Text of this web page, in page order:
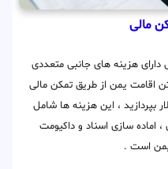
مالی
دارای هزینه های جانبی متعددی
اقامت یمن از طریق تمکن مالی
در حدود 5 الی 12 هزار دلار بپردازید ، این هزینه ها شامل
، اماده سازی اسناد و داکیومت
است .